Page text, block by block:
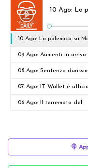
10 Ago: La polemica su
Zuckerberg non si placa
09 Ago: Aumenti in arrivo
iPhone 17
08 Ago: Sentenza
contro Meta in New
07 Ago: IT Wallet è
operativo
06 Ago: Il terremoto del